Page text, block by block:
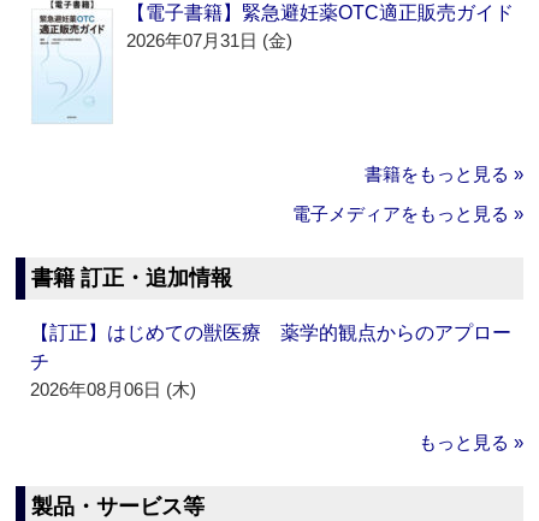
【電子書籍】緊急避妊薬OTC適正販売ガイド
2026年07月31日 (金)
書籍をもっと見る »
電子メディアをもっと見る »
書籍 訂正・追加情報
【訂正】はじめての獣医療 薬学的観点からのアプロー
チ
2026年08月06日 (木)
もっと見る »
製品・サービス等